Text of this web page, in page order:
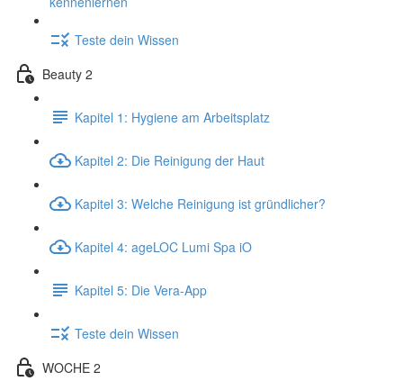
Teste dein Wissen
Beauty 2
Kapitel 1: Hygiene am Arbeitsplatz
Kapitel 2: Die Reinigung der Haut
Kapitel 3: Welche Reinigung ist gründlicher?
Kapitel 4: ageLOC Lumi Spa iO
Kapitel 5: Die Vera-App
Teste dein Wissen
WOCHE 2